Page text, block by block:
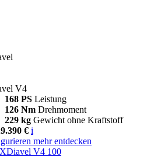
V4
168 PS Leistung
126 Nm Drehmoment
229 kg Gewicht ohne Kraftstoff
€ i
mehr entdecken
XDiavel V4 100